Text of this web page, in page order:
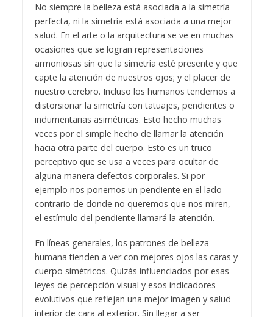
No siempre la belleza está asociada a la simetría
perfecta, ni la simetría está asociada a una mejor
salud. En el arte o la arquitectura se ve en muchas
ocasiones que se logran representaciones
armoniosas sin que la simetría esté presente y que
capte la atención de nuestros ojos; y el placer de
nuestro cerebro. Incluso los humanos tendemos a
distorsionar la simetría con tatuajes, pendientes o
indumentarias asimétricas. Esto hecho muchas
veces por el simple hecho de llamar la atención
hacia otra parte del cuerpo. Esto es un truco
perceptivo que se usa a veces para ocultar de
alguna manera defectos corporales. Si por
ejemplo nos ponemos un pendiente en el lado
contrario de donde no queremos que nos miren,
el estímulo del pendiente llamará la atención.
En líneas generales, los patrones de belleza
humana tienden a ver con mejores ojos las caras y
cuerpo simétricos. Quizás influenciados por esas
leyes de percepción visual y esos indicadores
evolutivos que reflejan una mejor imagen y salud
interior de cara al exterior. Sin llegar a ser